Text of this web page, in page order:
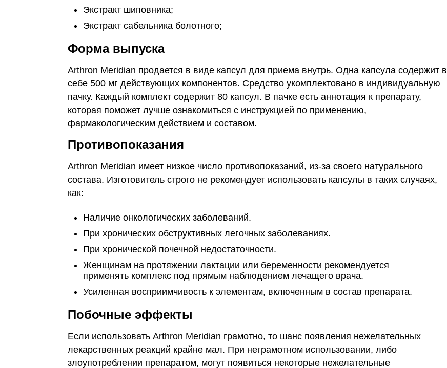
Экстракт шиповника;
Экстракт сабельника болотного;
Форма выпуска
Arthron Meridian продается в виде капсул для приема внутрь. Одна капсула содержит в
себе 500 мг действующих компонентов. Средство укомплектовано в индивидуальную
пачку. Каждый комплект содержит 80 капсул. В пачке есть аннотация к препарату,
которая поможет лучше ознакомиться с инструкцией по применению,
фармакологическим действием и составом.
Противопоказания
Arthron Meridian имеет низкое число противопоказаний, из-за своего натурального
состава. Изготовитель строго не рекомендует использовать капсулы в таких случаях,
как:
Наличие онкологических заболеваний.
При хронических обструктивных легочных заболеваниях.
При хронической почечной недостаточности.
Женщинам на протяжении лактации или беременности рекомендуется
применять комплекс под прямым наблюдением лечащего врача.
Усиленная восприимчивость к элементам, включенным в состав препарата.
Побочные эффекты
Если использовать Arthron Meridian грамотно, то шанс появления нежелательных
лекарственных реакций крайне мал. При неграмотном использовании, либо
злоупотреблении препаратом, могут появиться некоторые нежелательные